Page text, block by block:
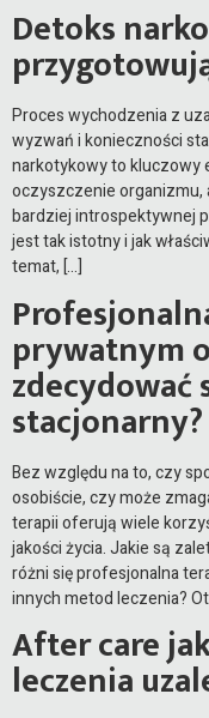
Detoks
Proces wychodzenia z
wyzwań i konieczności
narkotykowy to kluczowy
oczyszczenie organizmu,
bardziej introspektywnej
jest tak istotny i jak
temat, […]
prywatnym
zdecydować
stacjonarny?
Bez względu na to, czy
osobiście, czy może
terapii oferują wiele
jakości życia. Jakie są
różni się profesjonalna
innych metod leczenia?
After care
leczenia